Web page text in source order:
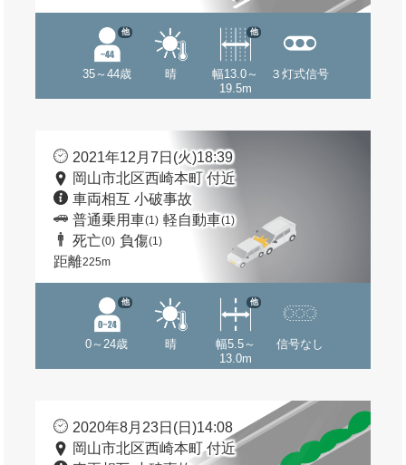
35～44歳
他
晴
幅13.0～
19.5m
他
３灯式信号
2021年12月7日(火)18:39
岡山市北区西崎本町 付近
車両相互 小破事故
普通乗用車(1) 軽自動車(1)
死亡(0) 負傷(1)
距離225m
0～24歳
他
晴
幅5.5～
13.0m
他
信号なし
2020年8月23日(日)14:08
岡山市北区西崎本町 付近